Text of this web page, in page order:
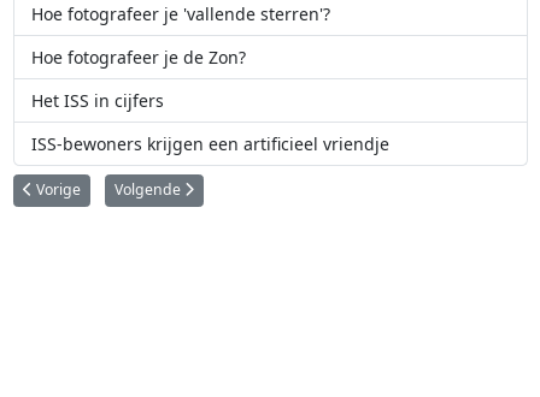
Hoe fotografeer je 'vallende sterren'?
Hoe fotografeer je de Zon?
Het ISS in cijfers
ISS-bewoners krijgen een artificieel vriendje
Vorig artikel: Hoe fotografeer je de Zon?
Vorige Volgende artikel: Hoe fotografeer je de maan?
Volgende